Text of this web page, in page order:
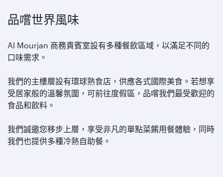
品嚐世界風味
Al Mourjan 商務貴賓室設有多種餐飲區域，以滿足不同的
口味需求。
我們的主樓層設有環球熟食店，供應各式國際美食。若想享
受居家般的溫馨氛圍，可前往度假區，品嚐我們最受歡迎的
食品和飲料。
我們誠邀您移步上層，享受非凡的單點菜餚用餐體驗，同時
我們也提供多種冷熱自助餐。